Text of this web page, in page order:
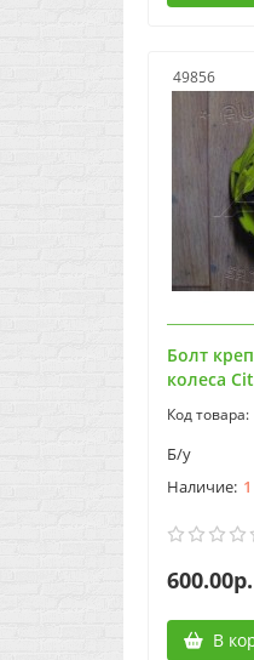
49856
Болт
колеса
Б/у
1
600.00р.
В